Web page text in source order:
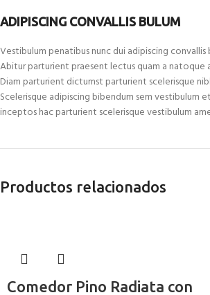
ADIPISCING CONVALLIS BULUM
Vestibulum penatibus nunc dui adipiscing convallis
Abitur parturient praesent lectus quam a natoque
Diam parturient dictumst parturient scelerisque
Scelerisque adipiscing bibendum sem vestibulum
inceptos hac parturient scelerisque vestibulum
Productos relacionados
Comedor Pino Radiata con